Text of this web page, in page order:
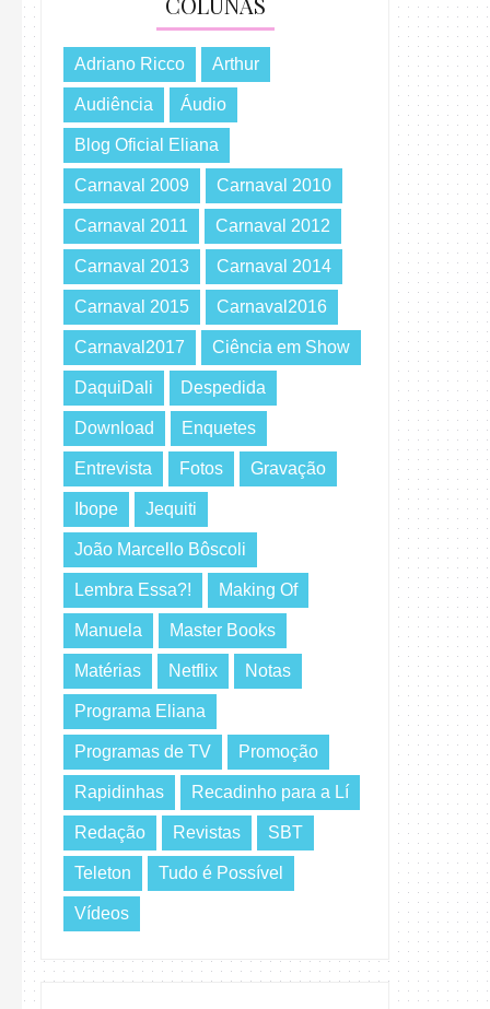
Adriano Ricco Arthur
Audiência Áudio
Blog Oficial Eliana
Carnaval 2009 Carnaval 2010
Carnaval 2011 Carnaval 2012
Carnaval 2013 Carnaval 2014
Carnaval 2015 Carnaval2016
Carnaval2017 Ciência em Show
DaquiDali Despedida
Download Enquetes
Entrevista Fotos Gravação
Ibope Jequiti
João Marcello Bôscoli
Lembra Essa?! Making Of
Manuela Master Books
Matérias Netflix Notas
Programa Eliana
Programas de TV Promoção
Rapidinhas Recadinho para a Lí
Redação Revistas SBT
Teleton Tudo é Possível
Vídeos